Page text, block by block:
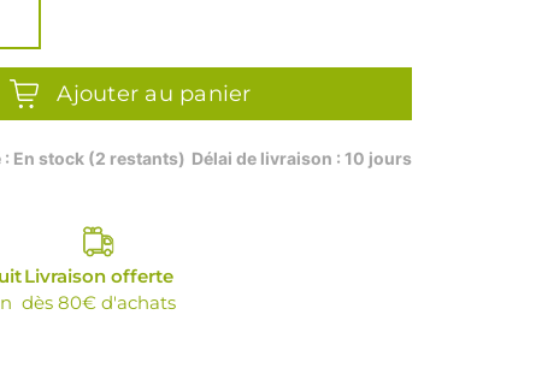
Ajouter au panier
En stock (2 restants) Délai de livraison : 10 jours
Livraison offerte
dès 80€ d'achats